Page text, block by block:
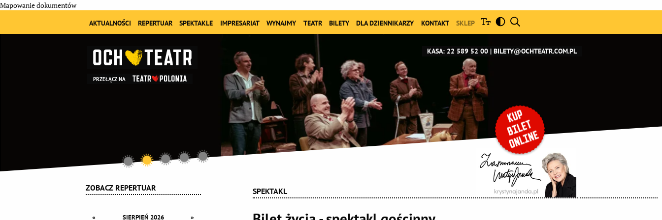
Mapowanie dokumentów
AKTUALNOŚCI REPERTUAR SPEKTAKLE IMPRESARIAT WYNAJMY TEATR BILETY DLA DZIENNIKARZY KONTAKT SKLEP
PRZEŁĄCZ NA
KASA: 22 589 52 00 BILETY@OCHTEATR.COM.PL
ZOBACZ REPERTUAR
« SIERPIEŃ 2026 »
SPEKTAKL